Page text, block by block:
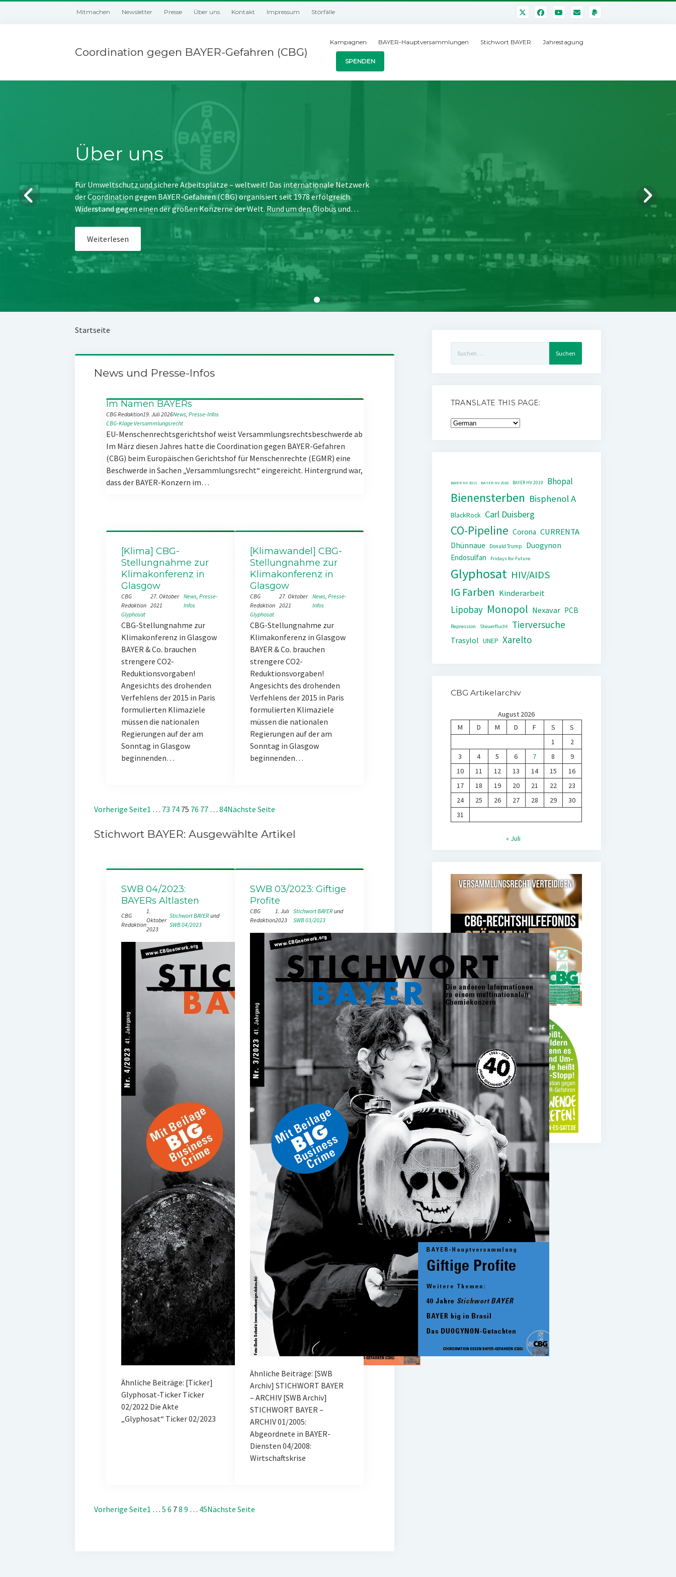
Mitmachen Newsletter Presse Über uns Kontakt Impressum Störfälle
Coordination gegen BAYER-Gefahren (CBG)
Kampagnen BAYER-Hauptversammlungen Stichwort BAYER Jahrestagung
SPENDEN
Über uns
Für Umweltschutz und sichere Arbeitsplätze – weltweit! Das internationale Netzwerk
der Coordination gegen BAYER-Gefahren (CBG) organisiert seit 1978 erfolgreich
Widerstand gegen einen der großen Konzerne der Welt. Rund um den Globus und…
Weiterlesen
Startseite
News und Presse-Infos
Im Namen BAYERs
CBG Redaktion19. Juli 2026News, Presse-Infos
CBG-Klage Versammlungsrecht
EU-Menschenrechtsgerichtshof weist Versammlungsrechtsbeschwerde ab
Im März diesen Jahres hatte die Coordination gegen BAYER-Gefahren
(CBG) beim Europäischen Gerichtshof für Menschenrechte (EGMR) eine
Beschwerde in Sachen „Versammlungsrecht“ eingereicht. Hintergrund war,
dass der BAYER-Konzern im…
[Klima] CBG-
Stellungnahme zur
Klimakonferenz in
Glasgow
CBG
Redaktion
27. Oktober
2021
News, Presse-
Infos
Glyphosat
CBG-Stellungnahme zur
Klimakonferenz in Glasgow
BAYER & Co. brauchen
strengere CO2-
Reduktionsvorgaben!
Angesichts des drohenden
Verfehlens der 2015 in Paris
formulierten Klimaziele
müssen die nationalen
Regierungen auf der am
Sonntag in Glasgow
beginnenden…
[Klimawandel] CBG-
Stellungnahme zur
Klimakonferenz in
Glasgow
CBG
Redaktion
27. Oktober
2021
News, Presse-
Infos
Glyphosat
CBG-Stellungnahme zur
Klimakonferenz in Glasgow
BAYER & Co. brauchen
strengere CO2-
Reduktionsvorgaben!
Angesichts des drohenden
Verfehlens der 2015 in Paris
formulierten Klimaziele
müssen die nationalen
Regierungen auf der am
Sonntag in Glasgow
beginnenden…
Vorherige Seite1 … 73 74 75 76 77 … 84Nächste Seite
Stichwort BAYER: Ausgewählte Artikel
SWB 04/2023:
BAYERs Altlasten
CBG
Redaktion
1.
Oktober
2023
Stichwort BAYER
und
SWB 04/2023
Ähnliche Beiträge: [Ticker]
Glyphosat-Ticker Ticker
02/2022 Die Akte
„Glyphosat“ Ticker 02/2023
SWB 03/2023: Giftige
Profite
CBG
Redaktion
1. Juli
2023
Stichwort BAYER
und
SWB 03/2023
Ähnliche Beiträge: [SWB
Archiv] STICHWORT BAYER
– ARCHIV [SWB Archiv]
STICHWORT BAYER –
ARCHIV 01/2005:
Abgeordnete in BAYER-
Diensten 04/2008:
Wirtschaftskrise
Vorherige Seite1 … 5 6 78 9 … 45Nächste Seite
nach:
TRANSLATE THIS PAGE:
BAYER HV 2011 BAYER HV 2018 BAYER HV 2019 Bhopal
Bienensterben Bisphenol A
BlackRock Carl Duisberg
CO-Pipeline Corona CURRENTA
Dhünnaue Donald Trump
Duogynon
Endosulfan
Fridays for Future
Glyphosat HIV/AIDS
IG Farben Kinderarbeit
Lipobay Monopol Nexavar PCB
Repression Steuerflucht Tierversuche
Trasylol UNEP Xarelto
CBG Artikelarchiv
August 2026
M
D M D F S
S
1
2
3
4 5 6 7 8
9
10
11 12 13 14 15
16
17
18 19 20 21 22
23
24
25 26 27 28 29
30
31
« Juli